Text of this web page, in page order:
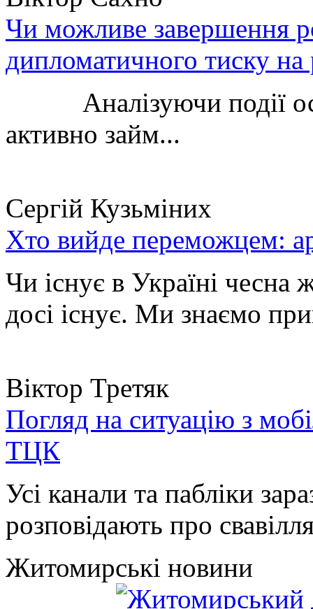
Чи можливе завершення
дипломатичного тиску
Аналізуючи події
активно займ...
Сергій Кузьміних
Хто вийде переможцем:
Чи існує в Україні чесна
досі існує. Ми знаємо
Віктор Третяк
Погляд на ситуацію з
ТЦК
Усі канали та пабліки
розповідають про
Житомирські новини